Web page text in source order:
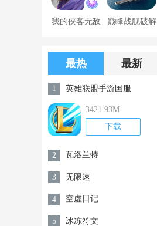
我的侠客无敌 巅峰战舰破解
限钻石
最热 最新
1 英雄联盟手游国服
3421.93M
下载
2 瓦洛兰特
3 无限速
4 空虚日记
5 冰冻符文